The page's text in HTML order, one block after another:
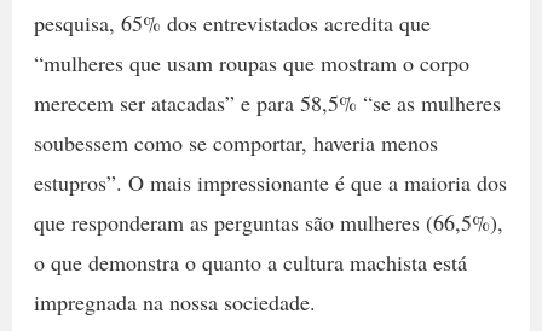
pesquisa, 65% dos entrevistados acredita que
“mulheres que usam roupas que mostram o corpo
merecem ser atacadas” e para 58,5% “se as mulheres
soubessem como se comportar, haveria menos
estupros”. O mais impressionante é que a maioria dos
que responderam as perguntas são mulheres (66,5%),
o que demonstra o quanto a cultura machista está
impregnada na nossa sociedade.